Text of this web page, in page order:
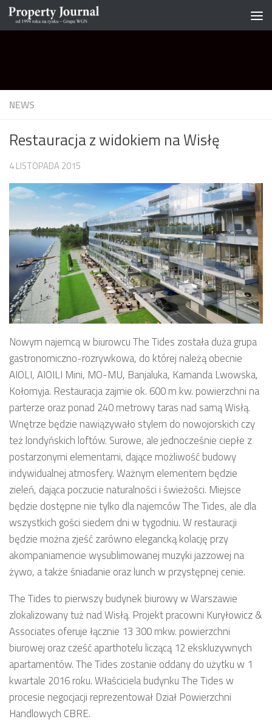
Skip to content
NEWS
Restauracja z widokiem na Wisłę
4 LISTOPADA 2015
Nowym najemcą w biurowcu The Tides została duża grupa
gastronomiczno-rozrywkowa, do której należą obecnie
AIOLI, AIOILI Mini, MO-MU, Banjaluka, Kamanda Lwowska,
Kołomyja. Restauracja zajmie ok. 600 m kw. powierzchni na
parterze oraz ponad 240 metrowy taras nad samą Wisłą.
Wnętrze będzie nawiązywało stylem do nowojorskich czy
też londyńskich loftów. Surowe, ale jednocześnie ciepłe z
postarzonymi elementami, dające możliwość budowy
indywidualnej atmosfery. Ważnym elementem będzie
zieleń, dająca poczucie naturalności i świeżości. Miejsce
będzie dostępne nie tylko dla najemców The Tides, ale dla
wszystkich gości siedem dni w tygodniu. W restauracji
będzie można zjeść zarówno elegancką kolację przy
akompaniamencie wysublimowanej muzyki jazzowej na
żywo, a także śniadanie oraz lunch w przystępnej cenie.
The Tides to pierwszy budynek biurowy w Warszawie
zlokalizowany tuż nad Wisłą. Projekt pracowni Kuryłowicz &
Associates oferuje łącznie 13 300 mkw. powierzchni
biurowej oraz cześć aparthotelu liczącą 12 ekskluzywnych
apartamentów. The Tides zostanie oddany do użytku w 1
kwartale 2016 roku. Właściciela budynku The Tides w
procesie negocjacji reprezentował Dział Powierzchni
Handlowych CBRE.